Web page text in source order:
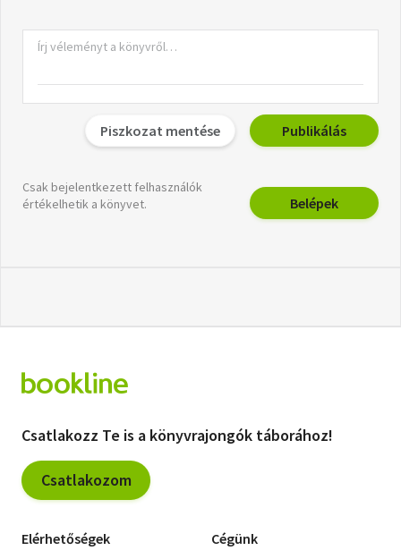
Piszkozat mentése Publikálás
Csak bejelentkezett felhasználók
értékelhetik a könyvet.
Belépek
Csatlakozz Te is a könyvrajongók táborához!
Csatlakozom
Elérhetőségek Cégünk